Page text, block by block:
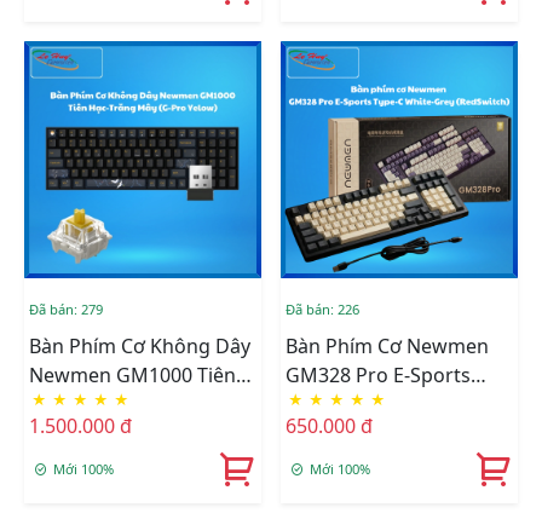
Đã bán: 279
Bàn Phím Cơ Không Dây
Newmen GM1000 Tiên
Hạc-Trăng Mây (G-Pro
Yelow)
★ ★ ★ ★ ★
1.500.000 đ
Mới 100%
Đã bán: 226
Bàn Phím Cơ Newmen
GM328 Pro E-Sports
Type-C White-Grey
(RedSwitch)
★ ★ ★ ★ ★
650.000 đ
Mới 100%